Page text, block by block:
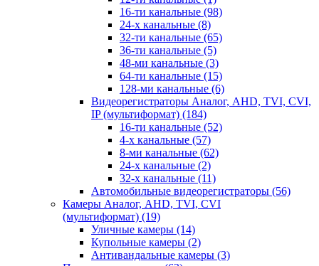
16-ти канальные (98)
24-х канальные (8)
32-ти канальные (65)
36-ти канальные (5)
48-ми канальные (3)
64-ти канальные (15)
128-ми канальные (6)
Видеорегистраторы Аналог, AHD, TVI, CVI,
IP (мультиформат) (184)
16-ти канальные (52)
4-х канальные (57)
8-ми канальные (62)
24-х канальные (2)
32-х канальные (11)
Автомобильные видеорегистраторы (56)
Камеры Аналог, AHD, TVI, CVI
(мультиформат) (19)
Уличные камеры (14)
Купольные камеры (2)
Антивандальные камеры (3)